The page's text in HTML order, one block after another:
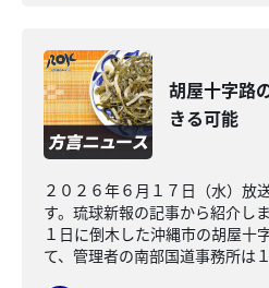
胡屋十字路
きる可能
２０２６年６月１７日（水）放
す。琉球新報の記事から紹介し
１日に倒木した沖縄市の胡屋十
て、管理者の南部国道事務所は